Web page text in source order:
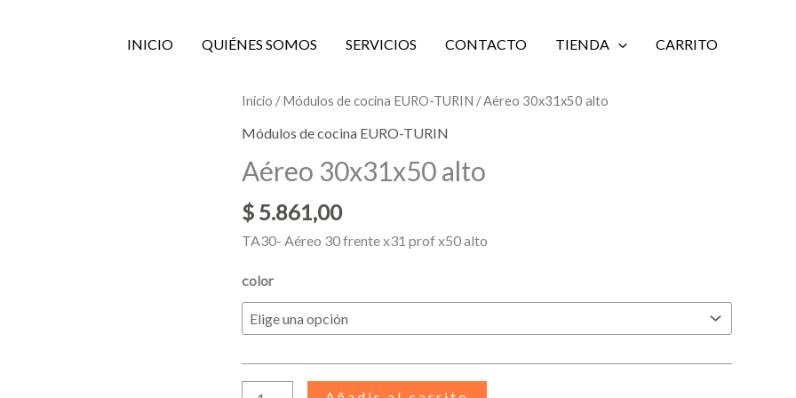
INICIO QUIÉNES SOMOS SERVICIOS CONTACTO TIENDA CARRITO
Inicio /Módulos de cocina EURO-TURIN / Aéreo 30x31x50 alto
Módulos de cocina EURO-TURIN
Aéreo 30x31x50 alto
$ 5.861,00
TA30- Aéreo 30 frente x31 prof x50 alto
color
Aéreo
cantidad